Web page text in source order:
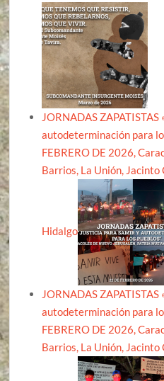
JORNADAS
autodeterminación para
FEBRERO DE 2026,
Barrios, La Unión, Jacinto
Hidalgo
JORNADAS
autodeterminación para
FEBRERO DE 2026,
Barrios, La Unión, Jacinto